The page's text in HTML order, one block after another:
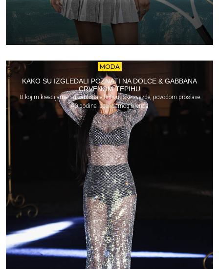
MODA
KAKO SU IZGLEDALI POZNATI NA DOLCE & GABBANA
CRVENOM TEPIHU
U kojim kreacijama su zablistale holivudske zvezde, povodom proslave
40 godina legendarnog brenda